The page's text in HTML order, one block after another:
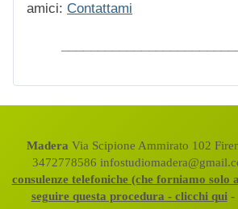
amici: Contattami
Madera Via Scipione Ammirato 102
3472778586
consulenze telefoniche (che forniamo solo
seguire questa procedura - clicchi qui -